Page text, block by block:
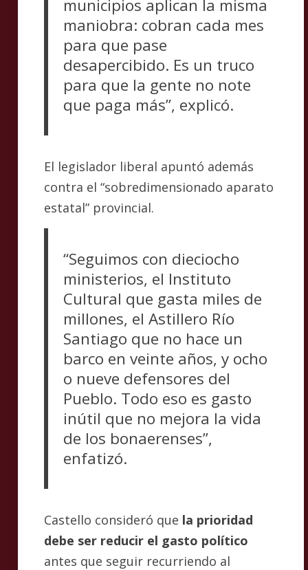
municipios aplican la misma
maniobra: cobran cada mes
para que pase
desapercibido. Es un truco
para que la gente no note
que paga más”, explicó.
El legislador liberal apuntó además
contra el “sobredimensionado aparato
estatal” provincial.
“Seguimos con dieciocho
ministerios, el Instituto
Cultural que gasta miles de
millones, el Astillero Río
Santiago que no hace un
barco en veinte años, y ocho
o nueve defensores del
Pueblo. Todo eso es gasto
inútil que no mejora la vida
de los bonaerenses”,
enfatizó.
Castello consideró que la prioridad
debe ser reducir el gasto político
antes que seguir recurriendo al